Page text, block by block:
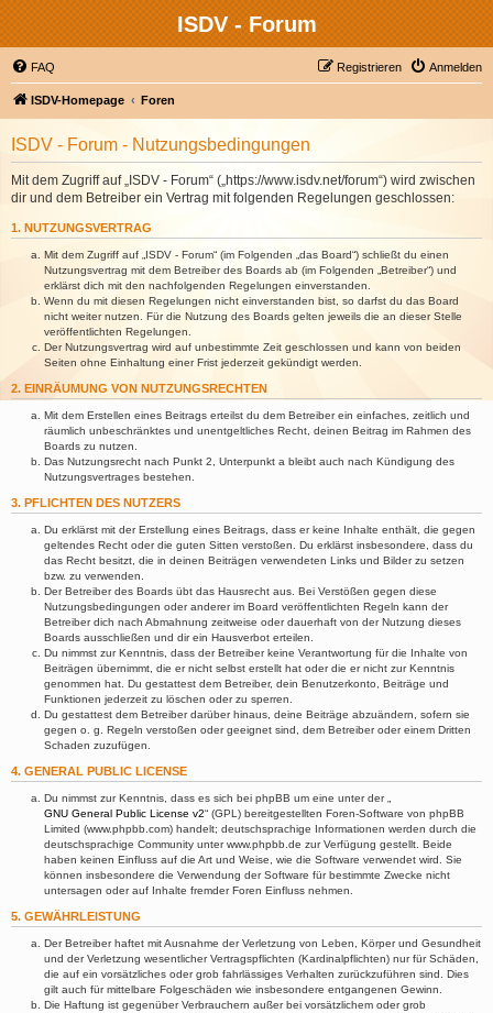
ISDV - Forum
FAQ Anmelden
Registrieren
ISDV-Homepage Foren
ISDV - Forum - Nutzungsbedingungen
Mit dem Zugriff auf „ISDV - Forum“ („https://www.isdv.net/forum“) wird zwischen
dir und dem Betreiber ein Vertrag mit folgenden Regelungen geschlossen:
1. NUTZUNGSVERTRAG
Mit dem Zugriff auf „ISDV - Forum“ (im Folgenden „das Board“) schließt du einen
Nutzungsvertrag mit dem Betreiber des Boards ab (im Folgenden „Betreiber“) und
erklärst dich mit den nachfolgenden Regelungen einverstanden.
Wenn du mit diesen Regelungen nicht einverstanden bist, so darfst du das Board
nicht weiter nutzen. Für die Nutzung des Boards gelten jeweils die an dieser Stelle
veröffentlichten Regelungen.
Der Nutzungsvertrag wird auf unbestimmte Zeit geschlossen und kann von beiden
Seiten ohne Einhaltung einer Frist jederzeit gekündigt werden.
2. EINRÄUMUNG VON NUTZUNGSRECHTEN
Mit dem Erstellen eines Beitrags erteilst du dem Betreiber ein einfaches, zeitlich und
räumlich unbeschränktes und unentgeltliches Recht, deinen Beitrag im Rahmen des
Boards zu nutzen.
Das Nutzungsrecht nach Punkt 2, Unterpunkt a bleibt auch nach Kündigung des
Nutzungsvertrages bestehen.
3. PFLICHTEN DES NUTZERS
Du erklärst mit der Erstellung eines Beitrags, dass er keine Inhalte enthält, die gegen
geltendes Recht oder die guten Sitten verstoßen. Du erklärst insbesondere, dass du
das Recht besitzt, die in deinen Beiträgen verwendeten Links und Bilder zu setzen
bzw. zu verwenden.
Der Betreiber des Boards übt das Hausrecht aus. Bei Verstößen gegen diese
Nutzungsbedingungen oder anderer im Board veröffentlichten Regeln kann der
Betreiber dich nach Abmahnung zeitweise oder dauerhaft von der Nutzung dieses
Boards ausschließen und dir ein Hausverbot erteilen.
Du nimmst zur Kenntnis, dass der Betreiber keine Verantwortung für die Inhalte von
Beiträgen übernimmt, die er nicht selbst erstellt hat oder die er nicht zur Kenntnis
genommen hat. Du gestattest dem Betreiber, dein Benutzerkonto, Beiträge und
Funktionen jederzeit zu löschen oder zu sperren.
Du gestattest dem Betreiber darüber hinaus, deine Beiträge abzuändern, sofern sie
gegen o. g. Regeln verstoßen oder geeignet sind, dem Betreiber oder einem Dritten
Schaden zuzufügen.
4. GENERAL PUBLIC LICENSE
Du nimmst zur Kenntnis, dass es sich bei phpBB um eine unter der „
GNU General Public License v2“ (GPL) bereitgestellten Foren-Software von phpBB
Limited (www.phpbb.com) handelt; deutschsprachige Informationen werden durch die
deutschsprachige Community unter www.phpbb.de zur Verfügung gestellt. Beide
haben keinen Einfluss auf die Art und Weise, wie die Software verwendet wird. Sie
können insbesondere die Verwendung der Software für bestimmte Zwecke nicht
untersagen oder auf Inhalte fremder Foren Einfluss nehmen.
5. GEWÄHRLEISTUNG
Der Betreiber haftet mit Ausnahme der Verletzung von Leben, Körper und Gesundheit
und der Verletzung wesentlicher Vertragspflichten (Kardinalpflichten) nur für Schäden,
die auf ein vorsätzliches oder grob fahrlässiges Verhalten zurückzuführen sind. Dies
gilt auch für mittelbare Folgeschäden wie insbesondere entgangenen Gewinn.
Die Haftung ist gegenüber Verbrauchern außer bei vorsätzlichem oder grob